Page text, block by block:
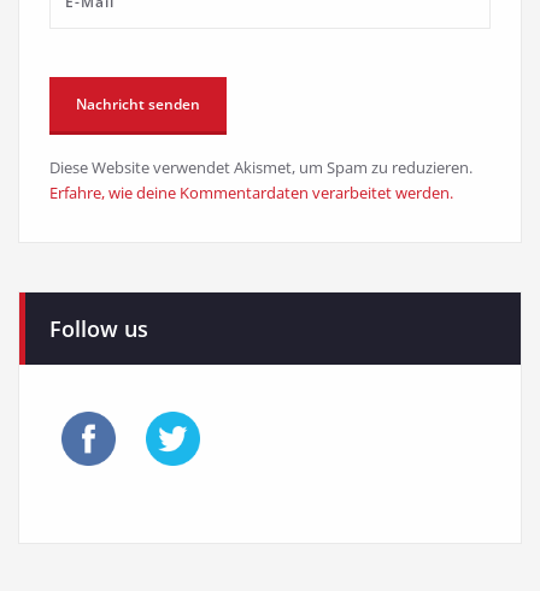
Diese Website verwendet Akismet, um Spam zu reduzieren.
Erfahre, wie deine Kommentardaten verarbeitet werden.
Follow us